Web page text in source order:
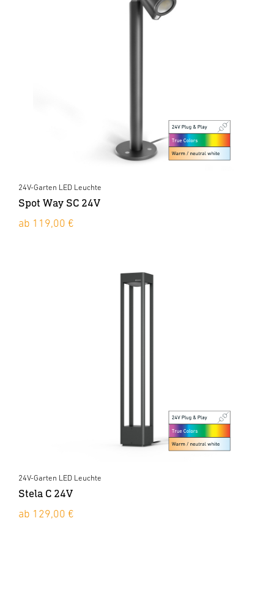
24V-Garten LED Leuchte
Spot Way SC 24V
ab 119,00 €
24V-Garten LED Leuchte
Stela C 24V
ab 129,00 €